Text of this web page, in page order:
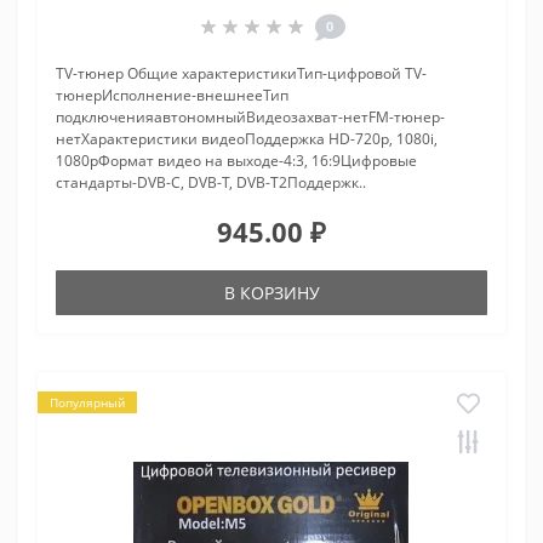
0
TV-тюнер Общие характеристикиТип-цифровой TV-
тюнерИсполнение-внешнееТип
подключенияавтономныйВидеозахват-нетFM-тюнер-
нетХарактеристики видеоПоддержка HD-720p, 1080i,
1080pФормат видео на выходе-4:3, 16:9Цифровые
стандарты-DVB-C, DVB-T, DVB-T2Поддержк..
945.00 ₽
В КОРЗИНУ
Популярный